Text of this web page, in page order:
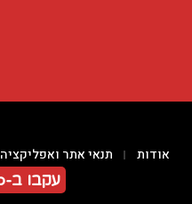
אודות תנאי אתר ואפליקציה
עקבו ב-WhatsApp